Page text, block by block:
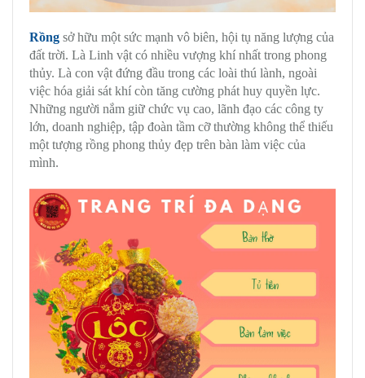
Rồng sở hữu một sức mạnh vô biên, hội tụ năng lượng của
đất trời. Là Linh vật có nhiều vượng khí nhất trong phong
thủy. Là con vật đứng đầu trong các loài thú lành, ngoài
việc hóa giải sát khí còn tăng cường phát huy quyền lực.
Những người nắm giữ chức vụ cao, lãnh đạo các công ty
lớn, doanh nghiệp, tập đoàn tầm cỡ thường không thể thiếu
một tượng rồng phong thủy đẹp trên bàn làm việc của
mình.